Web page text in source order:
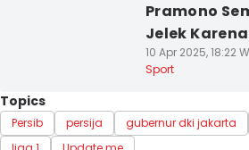
Pramono
Jelek
10 Apr 2025, 18:22
Sport
Topics
Persib persija gubernur dki jakarta